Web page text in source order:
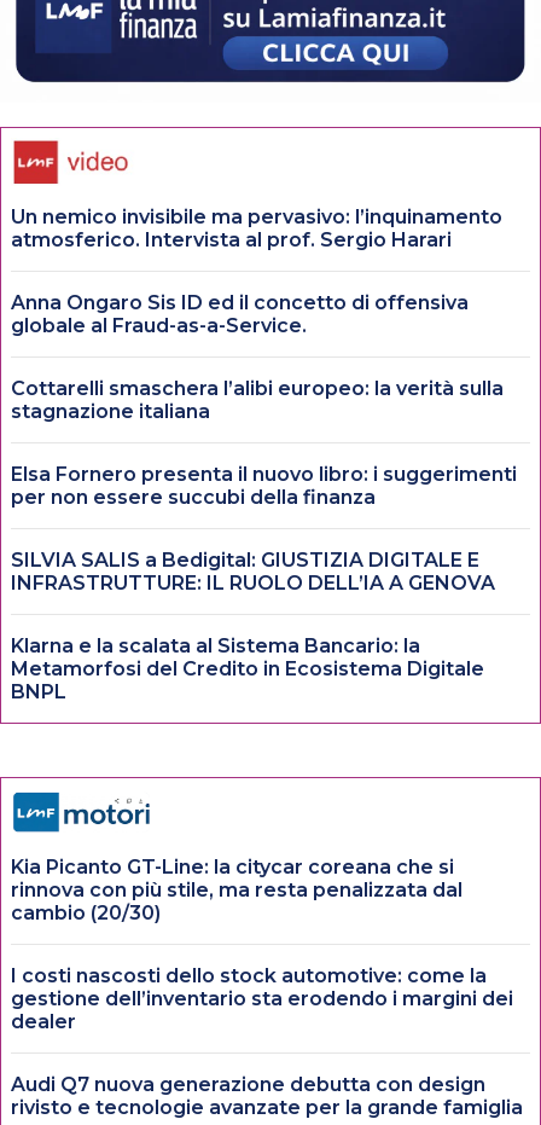
Un nemico invisibile ma pervasivo: l’inquinamento
atmosferico. Intervista al prof. Sergio Harari
Anna Ongaro Sis ID ed il concetto di offensiva
globale al Fraud-as-a-Service.
Cottarelli smaschera l’alibi europeo: la verità sulla
stagnazione italiana
Elsa Fornero presenta il nuovo libro: i suggerimenti
per non essere succubi della finanza
SILVIA SALIS a Bedigital: GIUSTIZIA DIGITALE E
INFRASTRUTTURE: IL RUOLO DELL’IA A GENOVA
Klarna e la scalata al Sistema Bancario: la
Metamorfosi del Credito in Ecosistema Digitale
BNPL
Kia Picanto GT-Line: la citycar coreana che si
rinnova con più stile, ma resta penalizzata dal
cambio (20/30)
I costi nascosti dello stock automotive: come la
gestione dell’inventario sta erodendo i margini dei
dealer
Audi Q7 nuova generazione debutta con design
rivisto e tecnologie avanzate per la grande famiglia